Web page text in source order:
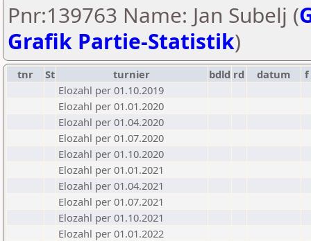
Pnr:139763 Name: Jan Subelj (
Grafik Partie-Statistik)
tnr St turnier bdld rd datum
f
Elozahl per 01.10.2019
Elozahl per 01.01.2020
Elozahl per 01.04.2020
Elozahl per 01.07.2020
Elozahl per 01.10.2020
Elozahl per 01.01.2021
Elozahl per 01.04.2021
Elozahl per 01.07.2021
Elozahl per 01.10.2021
Elozahl per 01.01.2022